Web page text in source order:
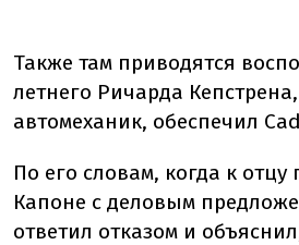
Также там приводятся
летнего Ричарда
автомеханик, обеспечил
По его словам, когда к
Капоне с деловым
ответил отказом и